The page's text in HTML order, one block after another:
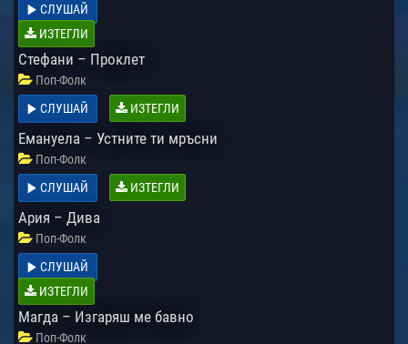
СЛУШАЙ
ИЗТЕГЛИ
Стефани – Проклет
Поп-Фолк
СЛУШАЙ
ИЗТЕГЛИ
Емануела – Устните ти мръсни
Поп-Фолк
СЛУШАЙ
ИЗТЕГЛИ
Ария – Дива
Поп-Фолк
СЛУШАЙ
ИЗТЕГЛИ
Магда – Изгаряш ме бавно
Поп-Фолк